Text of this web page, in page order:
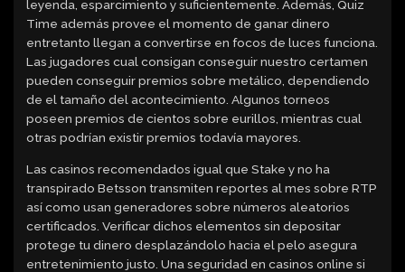
leyenda, esparcimiento y suficientemente. Además, Quiz
Time además provee el momento de ganar dinero
entretanto llegan a convertirse en focos de luces funciona.
Las jugadores cual consigan conseguir nuestro certamen
pueden conseguir premios sobre metálico, dependiendo
de el tamaño del acontecimiento. Algunos torneos
poseen premios de cientos sobre eurillos, mientras cual
otras podrían existir premios todavía mayores.
Las casinos recomendados igual que Stake y no ha
transpirado Betsson transmiten reportes al mes sobre RTP
así­ como usan generadores sobre números aleatorios
certificados. Verificar dichos elementos sin depositar
protege tu dinero desplazándolo hacia el pelo asegura
entretenimiento justo. Una seguridad en casinos online si